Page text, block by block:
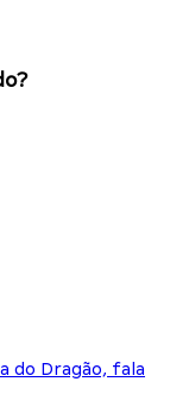
do Dragão, fala